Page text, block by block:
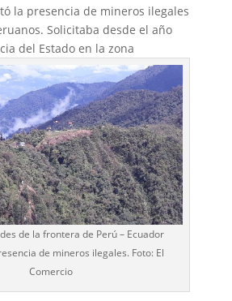
la presencia de mineros ilegales
Solicitaba desde el año
del Estado en la zona
de la frontera de Perú – Ecuador
de mineros ilegales. Foto: El
Comercio